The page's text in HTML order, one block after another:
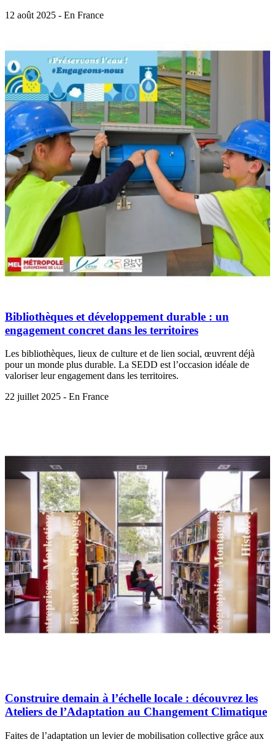
12 août 2025 - En France
Bibliothèques et développement durable : un
engagement concret dans les territoires
Les bibliothèques, lieux de culture et de lien social, œuvrent déjà
pour un monde plus durable. La SEDD est l’occasion idéale de
valoriser leur engagement dans les territoires.
22 juillet 2025 - En France
Construire demain à l’échelle locale : découvrez les
Ateliers de l’Adaptation au Changement Climatique
Faites de l’adaptation un levier de mobilisation collective grâce aux